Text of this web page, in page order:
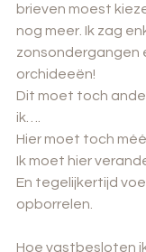
brieven moest
nog meer. Ik zag
zonsondergangen
orchideeën!
Dit moet toch
ik….
Hier moet toch
Ik moet hier
En tegelijkertijd
opborrelen.
Hoe vastbesloten